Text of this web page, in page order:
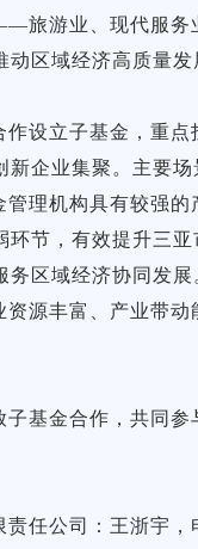
旅游业、现代服务
动区域经济高质量发
设立子基金，重
新企业集聚。主要
管理机构具有较强
环节，有效提升三
务区域经济协同发展
资源丰富、产业带
基金合作，共同
责任公司：王浙宇，